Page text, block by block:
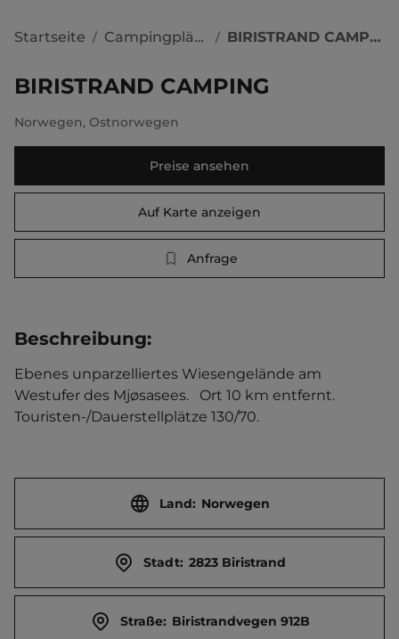
Startseite / Campingplätze / BIRISTRAND CAMPING
BIRISTRAND CAMPING
Norwegen, Ostnorwegen
Preise ansehen
Auf Karte anzeigen
Anfrage
Beschreibung:
Ebenes unparzelliertes Wiesengelände am
Westufer des Mjøsasees.   Ort 10 km entfernt.
Touristen-/Dauerstellplätze 130/70.
Land: Norwegen
Stadt: 2823 Biristrand
Straße: Biristrandvegen 912B